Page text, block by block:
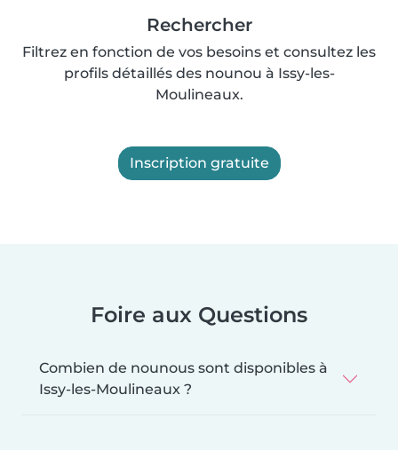
Rechercher
Filtrez en fonction de vos besoins et consultez les
profils détaillés des nounou à Issy-les-
Moulineaux.
Inscription gratuite
Foire aux Questions
Combien de nounous sont disponibles à
Issy-les-Moulineaux ?